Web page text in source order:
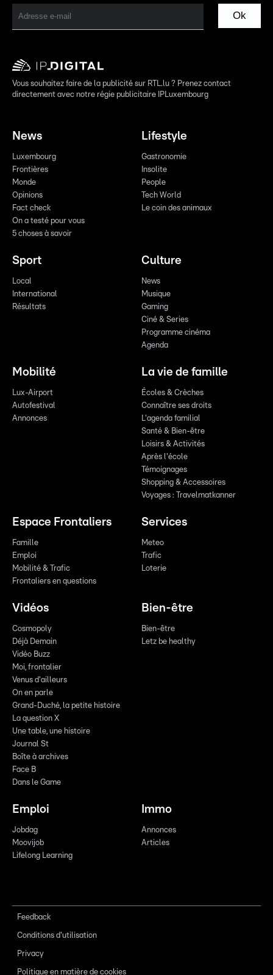
Ok
Vous souhaitez faire de la publicité sur RTL.lu ? Prenez contact
directement avec notre régie publicitaire IPLuxembourg
News
Luxembourg
Frontières
Monde
Opinions
Fact check
On a testé pour vous
5 choses à savoir
Lifestyle
Gastronomie
Insolite
People
Tech World
Le coin des animaux
Sport
Local
International
Résultats
Culture
News
Musique
Gaming
Ciné & Series
Programme cinéma
Agenda
Mobilité
Lux-Airport
Autofestival
Annonces
La vie de famille
Écoles & Crèches
Connaître ses droits
L'agenda familial
Santé & Bien-être
Loisirs & Activités
Après l'école
Témoignages
Shopping & Accessoires
Voyages : Travelmatkanner
Espace Frontaliers
Famille
Emploi
Mobilité & Trafic
Frontaliers en questions
Services
Meteo
Trafic
Loterie
Vidéos
Cosmopoly
Déjà Demain
Vidéo Buzz
Moi, frontalier
Venus d'ailleurs
On en parle
Grand-Duché, la petite histoire
La question X
Une table, une histoire
Journal St
Boîte à archives
Face B
Dans le Game
Bien-être
Bien-être
Letz be healthy
Emploi
Jobdag
Moovijob
Lifelong Learning
Immo
Annonces
Articles
Feedback
Conditions d'utilisation
Privacy
Politique en matière de cookies